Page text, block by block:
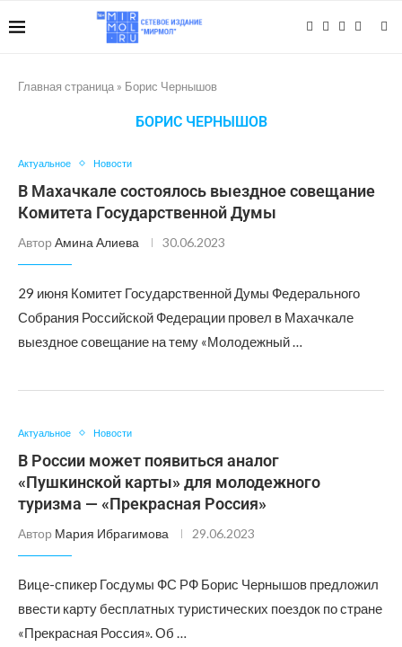
Главная страница » Борис Чернышов
БОРИС ЧЕРНЫШОВ
Актуальное Новости
В Махачкале состоялось выездное совещание
Комитета Государственной Думы
Автор Амина Алиева 30.06.2023
29 июня Комитет Государственной Думы Федерального
Собрания Российской Федерации провел в Махачкале
выездное совещание на тему «Молодежный …
Актуальное Новости
В России может появиться аналог
«Пушкинской карты» для молодежного
туризма — «Прекрасная Россия»
Автор Мария Ибрагимова 29.06.2023
Вице-спикер Госдумы ФС РФ Борис Чернышов предложил
ввести карту бесплатных туристических поездок по стране
«Прекрасная Россия». Об …